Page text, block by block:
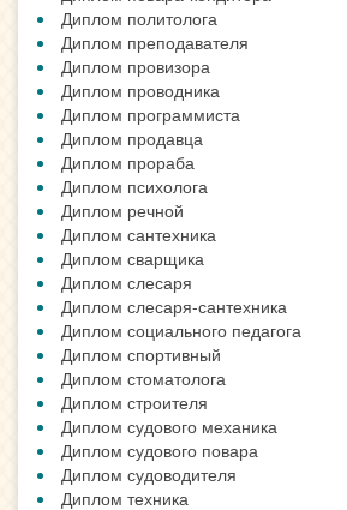
Диплом политолога
Диплом преподавателя
Диплом провизора
Диплом проводника
Диплом программиста
Диплом продавца
Диплом прораба
Диплом психолога
Диплом речной
Диплом сантехника
Диплом сварщика
Диплом слесаря
Диплом слесаря-сантехника
Диплом социального педагога
Диплом спортивный
Диплом стоматолога
Диплом строителя
Диплом судового механика
Диплом судового повара
Диплом судоводителя
Диплом техника